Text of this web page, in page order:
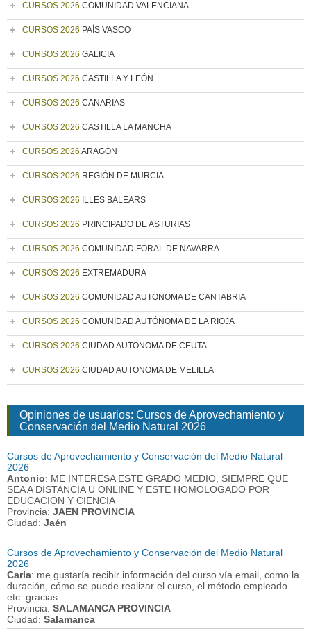
CURSOS 2026 COMUNIDAD VALENCIANA
CURSOS 2026 PAÍS VASCO
CURSOS 2026 GALICIA
CURSOS 2026 CASTILLA Y LEÓN
CURSOS 2026 CANARIAS
CURSOS 2026 CASTILLA LA MANCHA
CURSOS 2026 ARAGÓN
CURSOS 2026 REGIÓN DE MURCIA
CURSOS 2026 ILLES BALEARS
CURSOS 2026 PRINCIPADO DE ASTURIAS
CURSOS 2026 COMUNIDAD FORAL DE NAVARRA
CURSOS 2026 EXTREMADURA
CURSOS 2026 COMUNIDAD AUTÓNOMA DE CANTABRIA
CURSOS 2026 COMUNIDAD AUTÓNOMA DE LA RIOJA
CURSOS 2026 CIUDAD AUTONOMA DE CEUTA
CURSOS 2026 CIUDAD AUTONOMA DE MELILLA
Opiniones de usuarios: Cursos de Aprovechamiento y
Conservación del Medio Natural 2026
Cursos de Aprovechamiento y Conservación del Medio Natural
2026
Antonio: ME INTERESA ESTE GRADO MEDIO, SIEMPRE QUE
SEA A DISTANCIA U ONLINE Y ESTE HOMOLOGADO POR
EDUCACION Y CIENCIA
Provincia: JAEN PROVINCIA
Ciudad: Jaén
Cursos de Aprovechamiento y Conservación del Medio Natural
2026
Carla: me gustaría recibir información del curso vía email, como la
duración, cómo se puede realizar el curso, el método empleado
etc. gracias
Provincia: SALAMANCA PROVINCIA
Ciudad: Salamanca